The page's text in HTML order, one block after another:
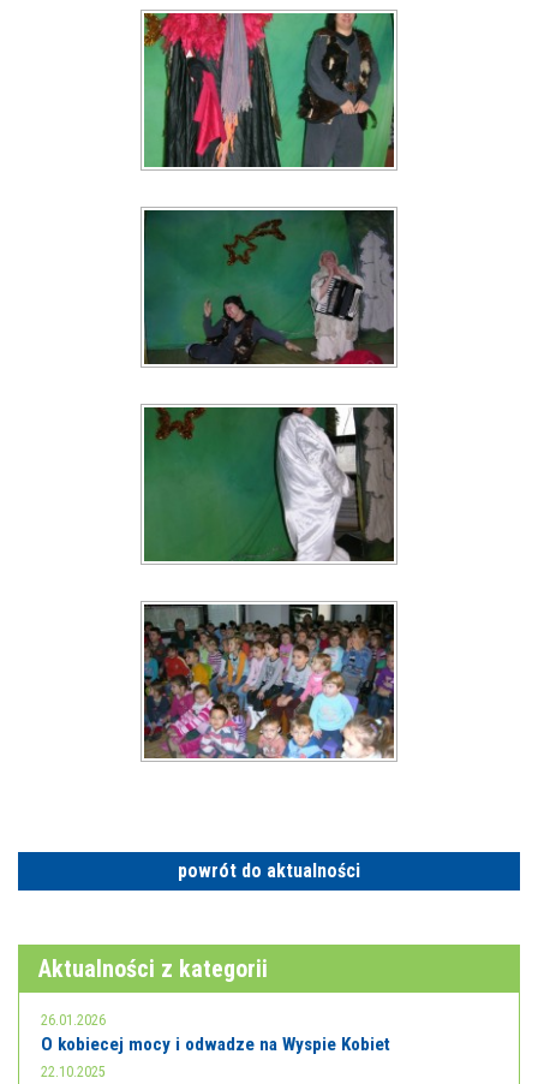
powrót do aktualności
Aktualności z kategorii
26.01.2026
O kobiecej mocy i odwadze na Wyspie Kobiet
22.10.2025